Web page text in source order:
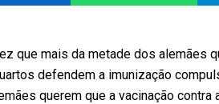
que mais da metade dos alemães
defendem a imunização
querem que a vacinação